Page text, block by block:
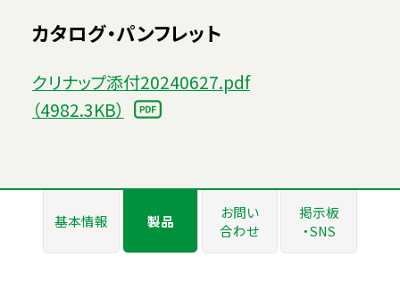
カタログ・パンフレット
クリナップ添付20240627.pdf
（4982.3KB）
基本情報 製品
お問い
合わせ
掲示板
・SNS